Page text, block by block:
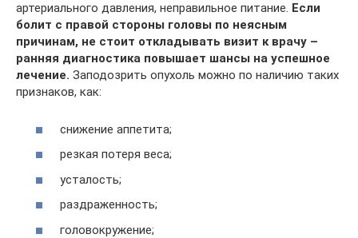
артериального давления, неправильное питание. Если
болит с правой стороны головы по неясным
причинам, не стоит откладывать визит к врачу –
ранняя диагностика повышает шансы на успешное
лечение. Заподозрить опухоль можно по наличию таких
признаков, как:
снижение аппетита;
резкая потеря веса;
усталость;
раздраженность;
головокружение;